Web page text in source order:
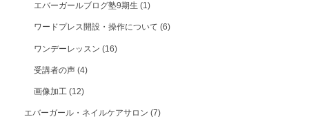
エバーガールブログ塾9期生(1)
ワードプレス開設・操作について(6)
ワンデーレッスン(16)
受講者の声(4)
画像加工(12)
エバーガール・ネイルケアサロン(7)